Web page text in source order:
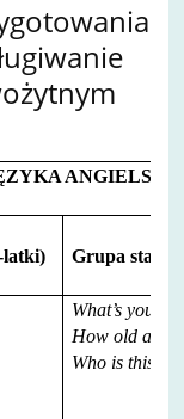
latki) Grupa
What’s your
How old are
Who is this?